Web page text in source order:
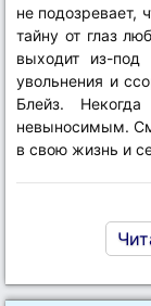
не подозревает,
тайну от глаз
выходит из-под
увольнения и
Блейз.
невыносимым.
в свою жизнь и